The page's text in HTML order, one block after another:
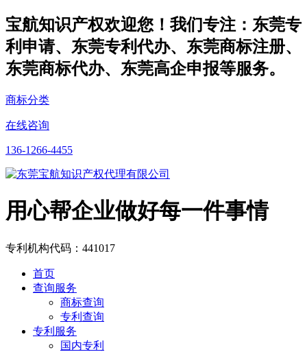
宝航知识产权欢迎您！我们专注：东莞专
利申请、东莞专利代办、东莞商标注册、
东莞商标代办、东莞高企申报等服务。
商标分类
在线咨询
136-1266-4455
用心帮企业做好每一件事情
专利机构代码：441017
首页
查询服务
商标查询
专利查询
专利服务
国内专利